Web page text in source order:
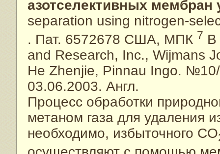
азотселективных мембран
separation using nitrogen-
. Пат. 6572678 США, МПК 7
and Research, Inc., Wijmans
He Zhenjie, Pinnau Ingo.
03.06.2003. Англ.
Процесс обработки
метаном газа для удаления
необходимо, избыточного CO